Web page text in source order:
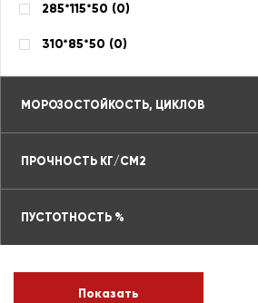
285*115*50 (0)
310*85*50 (0)
МОРОЗОСТОЙКОСТЬ, ЦИКЛОВ
ПРОЧНОСТЬ КГ/СМ2
ПУСТОТНОСТЬ %